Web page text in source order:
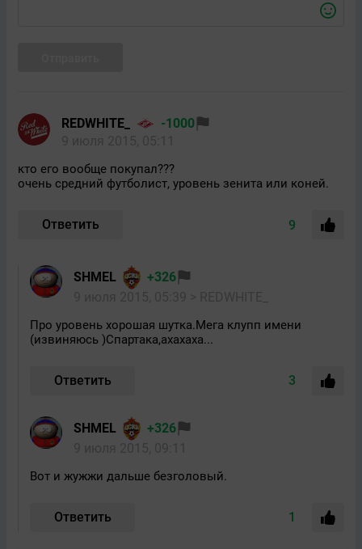
REDWHITE_
-1000
кто его вообще покупал???
очень средний футболист, уровень зенита или коней.
Ответить 9
SHMEL
+326
Про уровень хорошая шутка.Мега клупп имени
(извиняюсь )Спартака,ахахаха...
Ответить 3
SHMEL
+326
Вот и жужжи дальше безголовый.
Ответить 1